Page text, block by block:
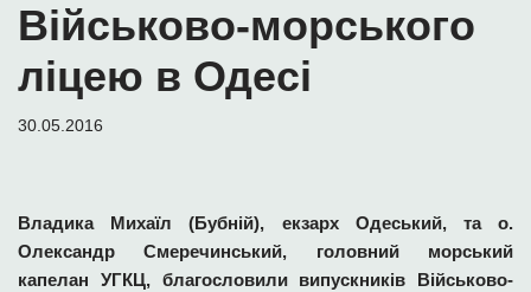
Військово-морського
ліцею в Одесі
30.05.2016
Владика Михаїл (Бубній), екзарх Одеський, та о.
Олександр Смеречинський, головний морський
капелан УГКЦ, благословили випускників Військово-